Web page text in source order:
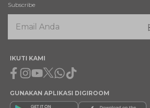
Subscribe
IKUTI KAMI
Facebook
Instagram
Youtube
X Whatsapp
Tiktok
GUNAKAN APLIKASI DIGIROOM